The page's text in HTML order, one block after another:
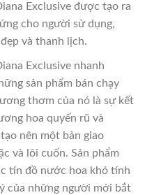
Exclusive được tạo ra
cho người sử dụng,
và thanh lịch.
Exclusive nhanh
sản phẩm bán chạy
thơm của nó là sự kết
hoa quyến rũ và
nên một bản giao
và lôi cuốn. Sản phẩm
tín đồ nước hoa khó tính
của những người mới bắt